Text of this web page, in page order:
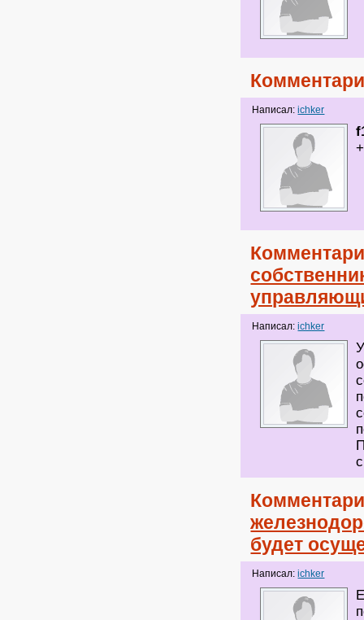
Написал:ichker
Написал:ichker
будет
Написал:ichker